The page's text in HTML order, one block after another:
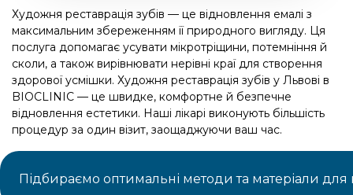
Художня реставрація зубів — це відновлення емалі з
максимальним збереженням її природного вигляду. Ця
послуга допомагає усувати мікротріщини, потемніння й
сколи, а також вирівнювати нерівні краї для створення
здорової усмішки. Художня реставрація зубів у Львові в
BIOCLINIC — це швидке, комфортне й безпечне
відновлення естетики. Наші лікарі виконують більшість
процедур за один візит, заощаджуючи ваш час.
Підбираємо оптимальні методи та матеріали для